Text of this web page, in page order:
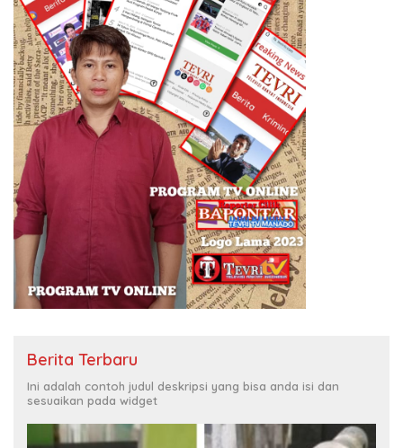
Berita Terbaru
Ini adalah contoh judul deskripsi yang bisa anda isi dan
sesuaikan pada widget